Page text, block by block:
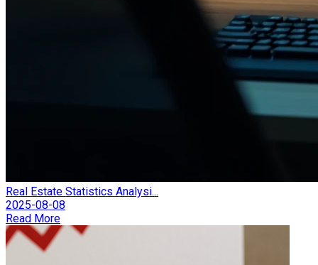
Real Estate Statistics Analysi...
2025-08-08
Read More